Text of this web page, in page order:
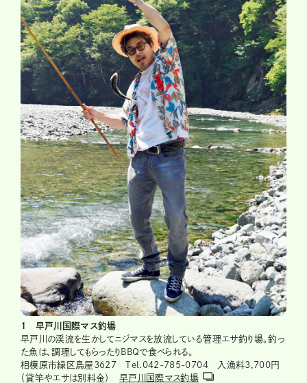
1 早戸川国際マス釣場
早戸川の渓流を生かしてニジマスを放流している管理エサ釣り場。釣っ
た魚は、調理してもらったりBBQで食べられる。
相模原市緑区鳥屋3627 Tel.042-785-0704 入漁料3,700円
（貸竿やエサは別料金）早戸川国際マス釣場